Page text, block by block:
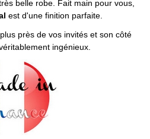
belle robe. Fait main pour vous,
est d'une finition parfaite.
près de vos invités et son côté
ingénieux.